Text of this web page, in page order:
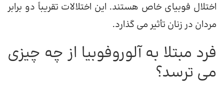
اختلال فوبیای خاص هستند. این اختلالات تقریباً دو برابر
مردان در زنان تأثیر می گذارد.
فرد مبتلا به آلوروفوبیا از چه چیزی
می ترسد؟